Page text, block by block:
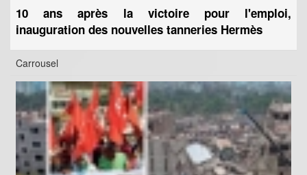
10 ans après la victoire pour l'emploi,
inauguration des nouvelles tanneries Hermès
Carrousel